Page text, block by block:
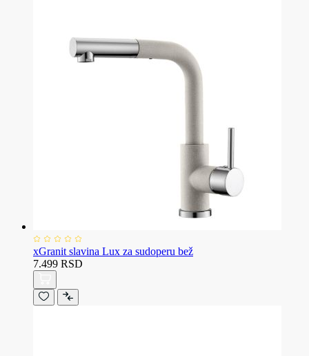
xGranit slavina Lux za sudoperu bež
7.499 RSD